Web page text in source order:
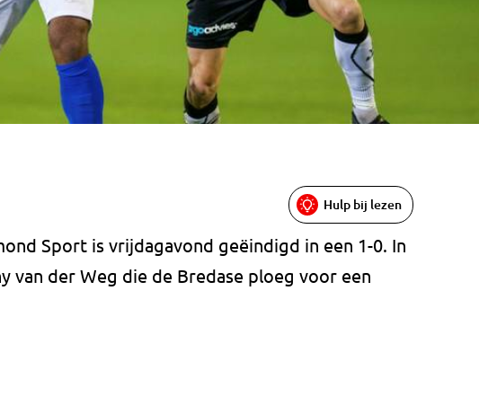
Hulp bij lezen
Sport is vrijdagavond geëindigd in een 1-0. In
van der Weg die de Bredase ploeg voor een